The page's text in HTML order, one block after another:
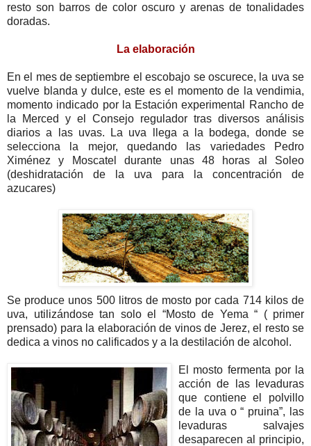
resto son barros de color oscuro y arenas de tonalidades
doradas.
La elaboración
En el mes de septiembre el escobajo se oscurece, la uva se
vuelve blanda y dulce, este es el momento de la vendimia,
momento indicado por la Estación experimental Rancho de
la Merced y el Consejo regulador tras diversos análisis
diarios a las uvas. La uva llega a la bodega, donde se
selecciona la mejor, quedando las variedades Pedro
Ximénez y Moscatel durante unas 48 horas al Soleo
(deshidratación de la uva para la concentración de
azucares)
Se produce unos 500 litros de mosto por cada 714 kilos de
uva, utilizándose tan solo el “Mosto de Yema “ ( primer
prensado) para la elaboración de vinos de Jerez, el resto se
dedica a vinos no calificados y a la destilación de alcohol.
El mosto fermenta por la
acción de las levaduras
que contiene el polvillo
de la uva o “ pruina”, las
levaduras salvajes
desaparecen al principio,